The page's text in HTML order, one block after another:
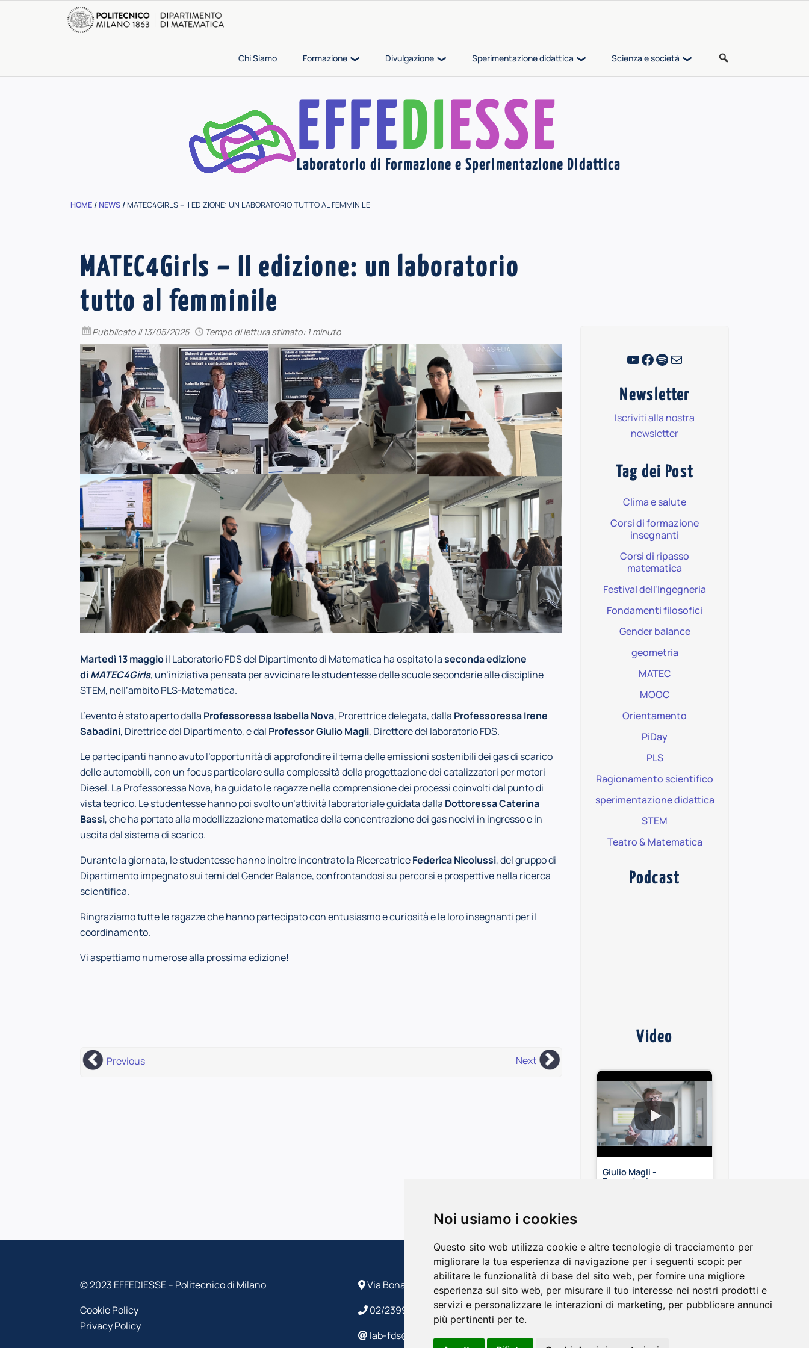
Noi usiamo i cookies
Questo sito web utilizza cookie e altre tecnologie di tracciamento per
migliorare la tua esperienza di navigazione per i seguenti scopi: per
abilitare le funzionalità di base del sito web, per fornire una migliore
esperienza sul sito web, per misurare il tuo interesse nei nostri prodotti e
servizi e personalizzare le interazioni di marketing, per pubblicare annunci
più pertinenti per te.
Chi Siamo Formazione Divulgazione Sperimentazione didattica Scienza e società
EFFEDIESSE
Laboratorio di Formazione e Sperimentazione Didattica
HOME/ NEWS/MATEC4GIRLS – II EDIZIONE: UN LABORATORIO TUTTO AL FEMMINILE
MATEC4Girls – II edizione: un laboratorio
tutto al femminile
Pubblicato il 13/05/2025 Tempo di lettura stimato: 1 minuto
Martedì 13 maggioil Laboratorio FDS del Dipartimento di Matematica ha ospitato laseconda edizione
diMATEC4Girls, un’iniziativa pensata per avvicinare le studentesse delle scuole secondarie alle discipline
STEM, nell’ambito PLS-Matematica.
L’evento è stato aperto dalla Professoressa Isabella Nova, Prorettrice delegata, dalla Professoressa Irene
Sabadini, Direttrice del Dipartimento, e dal Professor Giulio Magli, Direttore del laboratorio FDS.
Le partecipanti hanno avuto l’opportunità di approfondire il tema delle emissioni sostenibili dei gas di scarico
delle automobili, con un focus particolare sulla complessità della progettazione dei catalizzatori per motori
Diesel. La Professoressa Nova, ha guidato le ragazze nella comprensione dei processi coinvolti dal punto di
vista teorico. Le studentesse hanno poi svolto un’attività laboratoriale guidata dalla Dottoressa Caterina
Bassi, che ha portato alla modellizzazione matematica della concentrazione dei gas nocivi in ingresso e in
uscita dal sistema di scarico.
Durante la giornata, le studentesse hanno inoltre incontrato la RicercatriceFederica Nicolussi, del gruppo di
Dipartimento impegnato sui temi del Gender Balance, confrontandosi su percorsi e prospettive nella ricerca
scientifica.
Ringraziamo tutte le ragazze che hanno partecipato con entusiasmo e curiosità e le loro insegnanti per il
coordinamento.
Vi aspettiamo numerose alla prossima edizione!
Previous Next
YouTube
Facebook
Spotify
Email
Newsletter
Iscriviti alla nostra
newsletter
Tag dei Post
Clima e salute
Corsi di formazione
insegnanti
Corsi di ripasso
matematica
Festival dell'Ingegneria
Fondamenti filosofici
Gender balance
geometria
MATEC
MOOC
Orientamento
PiDay
PLS
Ragionamento scientifico
sperimentazione didattica
STEM
Teatro & Matematica
Podcast
Video
Giulio Magli -
Presentazione
© 2023 EFFEDIESSE – Politecnico di Milano
Cookie Policy
Privacy Policy
Via Bonardi, 9 - 20133 Milano
02/2399 4586/4632
lab-fds@polimi.it
Contatti